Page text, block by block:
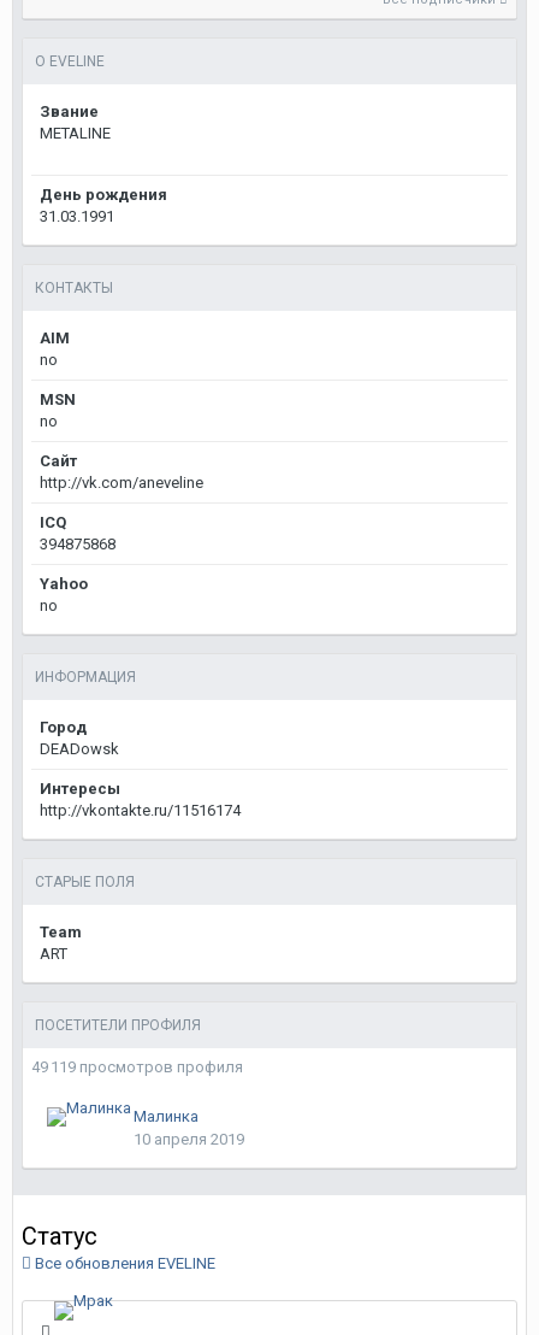
О EVELINE
Звание
METALINE
День рождения
31.03.1991
КОНТАКТЫ
AIM
no
MSN
no
Сайт
http://vk.com/aneveline
ICQ
394875868
Yahoo
no
ИНФОРМАЦИЯ
Город
DEADowsk
Интересы
http://vkontakte.ru/11516174
СТАРЫЕ ПОЛЯ
Team
ART
ПОСЕТИТЕЛИ ПРОФИЛЯ
49 119 просмотров профиля
Малинка
10 апреля 2019
Статус
Все обновления EVELINE